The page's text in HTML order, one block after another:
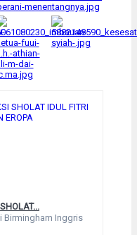
Birmingham Inggris